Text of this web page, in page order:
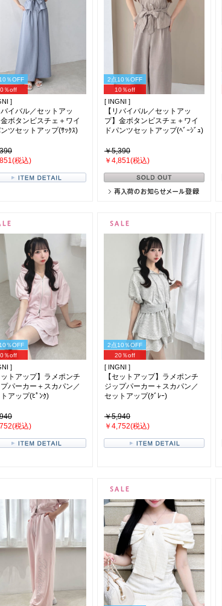
％OFF
％off
]
バイバル／セットアッ
ボタンビスチェ＋ワイ
ンツセットアップ(ｻｯｸｽ)
税込)
2点10％OFF
10％off
[ INGNI ]
【リバイバル／セットアッ
プ】金ボタンビスチェ＋ワイ
ドパンツセットアップ(ﾍﾞｰｼﾞｭ)
￥5,390
￥4,851(税込)
％OFF
％off
]
ットアップ】ラメポンチ
パーカー＋スカパン／
アップ(ﾋﾟﾝｸ)
税込)
2点10％OFF
20％off
[ INGNI ]
【セットアップ】ラメポンチ
ジップパーカー＋スカパン／
セットアップ(ｸﾞﾚｰ)
￥5,940
￥4,752(税込)